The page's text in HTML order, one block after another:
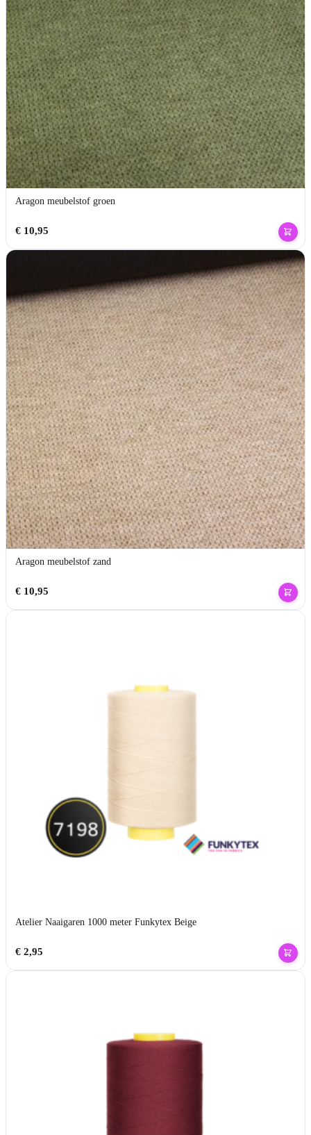
Aragon meubelstof groen
€10,95
Aragon meubelstof zand
€10,95
Atelier Naaigaren 1000 meter Funkytex Beige
€2,95